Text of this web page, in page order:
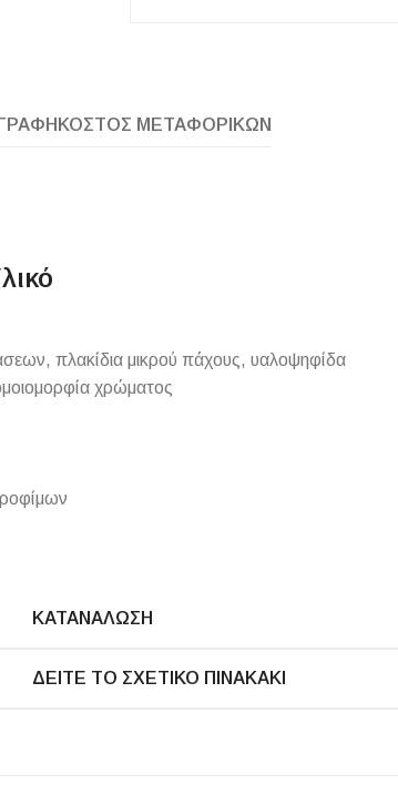
Αποστατών -Κλίπς
ΚΌΣΤΟΣ ΜΕΤΑΦΟΡΙΚΏΝ
πλακίδια μικρού πάχους, υαλοψηφίδα
χρώματος
ΚΑΤΑΝΆΛΩΣΗ
ΔΕΊΤΕ ΤΟ ΣΧΕΤΙΚΌ ΠΙΝΑΚΆΚΙ